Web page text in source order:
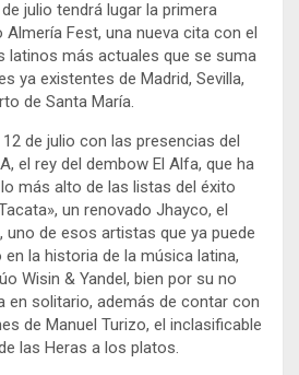
julio tendrá lugar la primera
Fest, una nueva cita con el
latinos más actuales que se suma
ya existentes de Madrid, Sevilla,
de Santa María.
de julio con las presencias del
el rey del dembow El Alfa, que ha
más alto de las listas del éxito
un renovado Jhayco, el
uno de esos artistas que ya puede
la historia de la música latina,
Wisin & Yandel, bien por su no
en solitario, además de contar con
de Manuel Turizo, el inclasificable
las Heras a los platos.